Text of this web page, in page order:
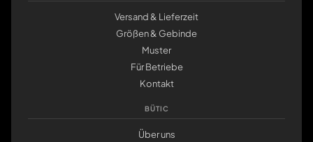
Versand & Lieferzeit
Größen & Gebinde
Muster
Für Betriebe
Kontakt
BÜTIC
Über uns